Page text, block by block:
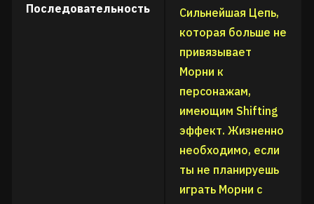
Последовательность
Сильнейшая Цепь,
которая больше не
привязывает
Морни к
персонажам,
имеющим Shifting
эффект. Жизненно
необходимо, если
ты не планируешь
играть Морни с